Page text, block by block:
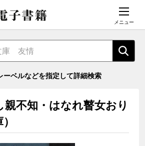
メニュー
ーベルなどを指定して詳細検索
不知・はなれ瞽女おり